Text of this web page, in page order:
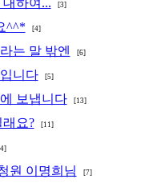
하여... [3]
^^* [4]
는 말 밖엔 [6]
니다 [5]
보냅니다 [13]
요? [11]
원 이명희님 [7]